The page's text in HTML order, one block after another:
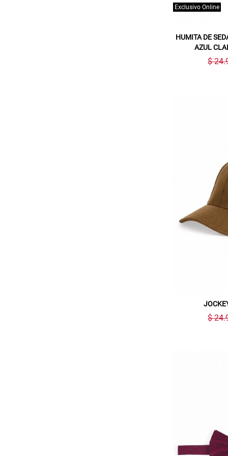
Exclusivo Online
HUMITA DE
AZUL
$
$